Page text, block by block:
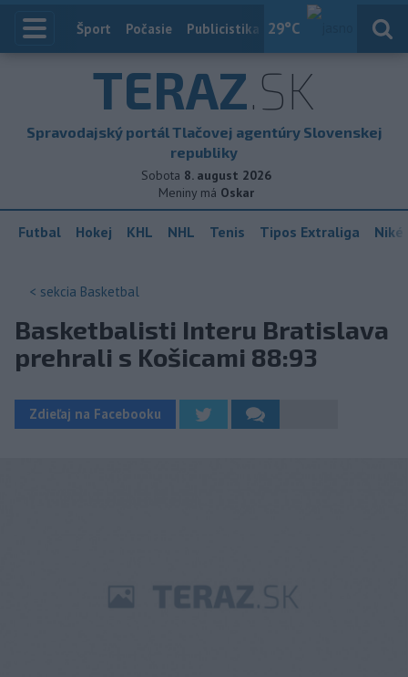
29°C
Index
Šport Počasie Publicistika Slovensko
TERAZ.SK
Spravodajský portál Tlačovej agentúry Slovenskej
republiky
Sobota 8. august 2026
Meniny má Oskar
Futbal Hokej KHL NHL Tenis Tipos Extraliga
< sekcia Basketbal
Basketbalisti Interu Bratislava
prehrali s Košicami 88:93
Zdieľaj na Facebooku